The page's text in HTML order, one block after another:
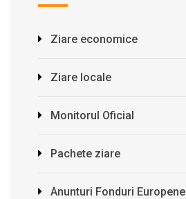
Ziare economice
Ziare locale
Monitorul Oficial
Pachete ziare
Anunturi Fonduri Europene